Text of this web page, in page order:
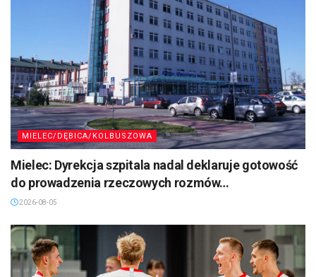
MIELEC/DĘBICA/KOLBUSZOWA
Mielec: Dyrekcja szpitala nadal deklaruje gotowość
do prowadzenia rzeczowych rozmów…
2026-08-05